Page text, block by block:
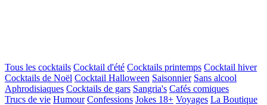
Tous les cocktails Cocktail d'été Cocktails printemps Cocktail hiver
Cocktails de Noël Cocktail Halloween Saisonnier Sans alcool
Aphrodisiaques Cocktails de gars Sangria's Cafés comiques
Trucs de vie Humour Confessions Jokes 18+ Voyages La Boutique